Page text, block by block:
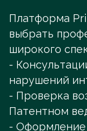
Платформа
выбрать
широкого
-
нарушений
- Проверка
Патентном
- Оформление